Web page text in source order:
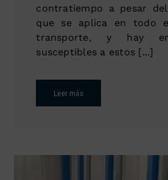
contratiempo a pesar
que se aplica en todo
transporte, y hay
susceptibles a estos [...]
Leer más